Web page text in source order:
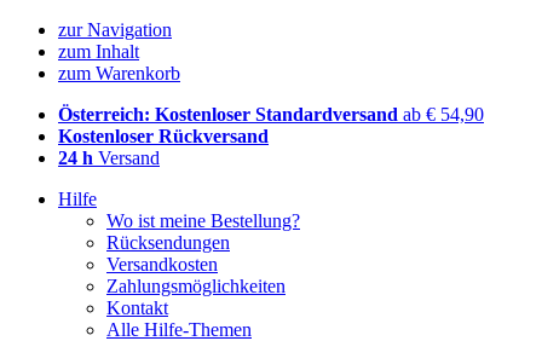
zur Navigation
zum Inhalt
zum Warenkorb
Österreich: Kostenloser Standardversand ab € 54,90
Kostenloser Rückversand
24 h Versand
Hilfe
Wo ist meine Bestellung?
Rücksendungen
Versandkosten
Zahlungsmöglichkeiten
Kontakt
Alle Hilfe-Themen